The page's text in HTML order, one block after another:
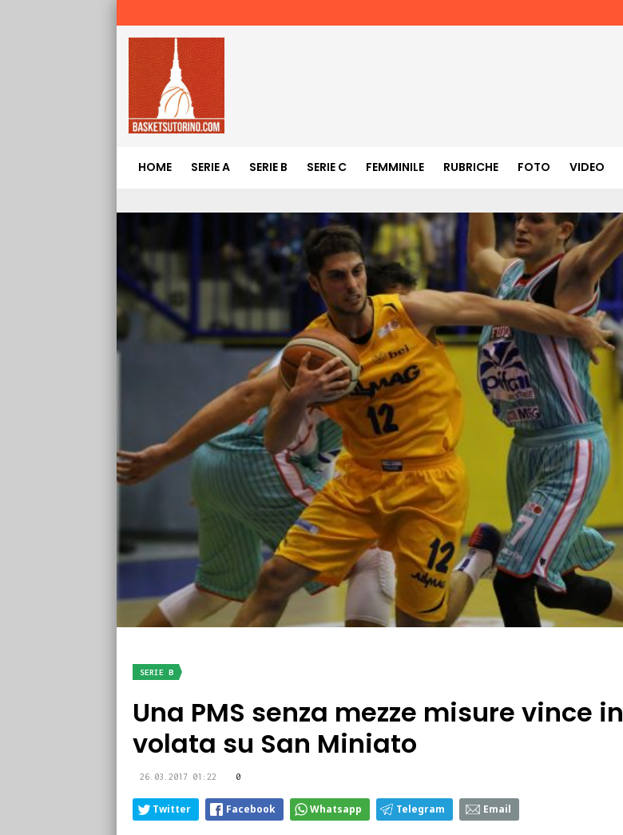
HOME SERIE A SERIE B SERIE C FEMMINILE RUBRICHE FOTO VIDEO
SERIE B
Una PMS senza mezze misure vince in
volata su San Miniato
26.03.2017 01:22 0
Twitter Facebook Whatsapp Telegram Email